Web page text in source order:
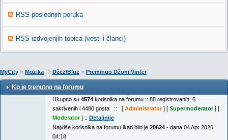
RSS poslednjih poruka
RSS izdvojenjih topica (vesti i članci)
MyCity » Muzika-> Džez/Bluz » Preminuo Džoni Vinter
Ko je trenutno na forumu
Ukupno su 4574 korisnika na forumu :: 88 registrovanih, 6
sakrivenih i 4480 gosta :: [ Administrator] [ Supermoderator] [
Moderator] :: Detaljnije
Najviše korisnika na forumu ikad bilo je 20624 - dana 04 Apr 2026
04:18